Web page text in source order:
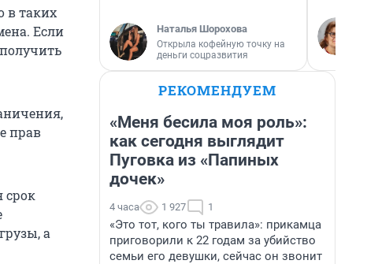
в таких
Если
прав
срок
а
Наталья Шорохова
Открыла кофейную точку на
деньги соцразвития
РЕКОМЕНДУЕМ
«Меня бесила моя роль»:
как сегодня выглядит
Пуговка из «Папиных
дочек»
4 часа 1 927 1
«Это тот, кого ты травила»: прикамца
приговорили к 22 годам за убийство
семьи его девушки, сейчас он звонит